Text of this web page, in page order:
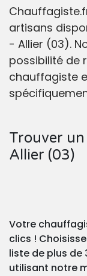
artisans
- Allier (03).
possibilité de
chauffagiste
Trouver
Allier (03)
Votre
clics !
liste de plus de
utilisant notre